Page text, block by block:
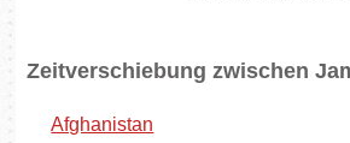
Zeitverschiebung zwischen
Afghanistan